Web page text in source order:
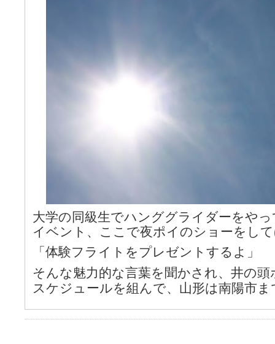
大学の同級生でハンググライダーをや
イベント、ここで夜ポイのショーをし
「体験フライトをプレゼントするよ」
そんな魅力的な言葉を聞かされ、井の
スケジュールを組んで、山形は南陽市